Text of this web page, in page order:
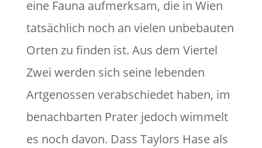
eine Fauna aufmerksam, die in Wien
tatsächlich noch an vielen unbebauten
Orten zu finden ist. Aus dem Viertel
Zwei werden sich seine lebenden
Artgenossen verabschiedet haben, im
benachbarten Prater jedoch wimmelt
es noch davon. Dass Taylors Hase als